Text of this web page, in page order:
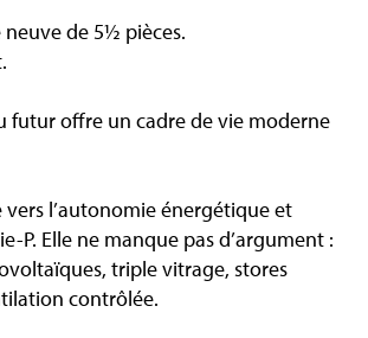
de 5½ pièces.
futur offre un cadre de vie moderne
vers l’autonomie énergétique et
P. Elle ne manque pas d’argument :
triple vitrage, stores
contrôlée.